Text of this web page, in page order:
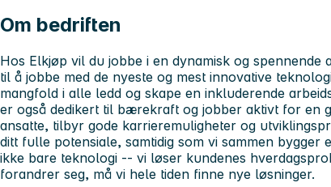
Om bedriften
Hos Elkjøp vil du jobbe i en dynamisk og spennende
til å jobbe med de nyeste og mest innovative
mangfold i alle ledd og skape en inkluderende
er også dedikert til bærekraft og jobber aktivt for en
ansatte, tilbyr gode karrieremuligheter og
ditt fulle potensiale, samtidig som vi sammen
ikke bare teknologi -- vi løser kundenes
forandrer seg, må vi hele tiden finne nye løsninger.